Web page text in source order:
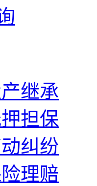
继承
担保
纠纷
理赔